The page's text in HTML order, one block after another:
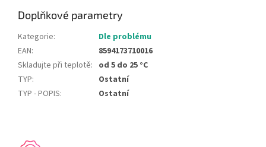
Doplňkové parametry
Kategorie:
Dle problému
EAN:
8594173710016
Skladujte při teplotě: od 5 do 25 °C
TYP:
Ostatní
TYP - POPIS: Ostatní